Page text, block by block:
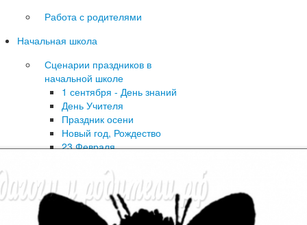
Работа с родителями
Начальная школа
Сценарии праздников в
начальной школе
1 сентября - День знаний
День Учителя
Праздник осени
Новый год, Рождество
23 Февраля
9 Мая - День Победы
Спортивные праздники
День рождения
Выпускной в начальной